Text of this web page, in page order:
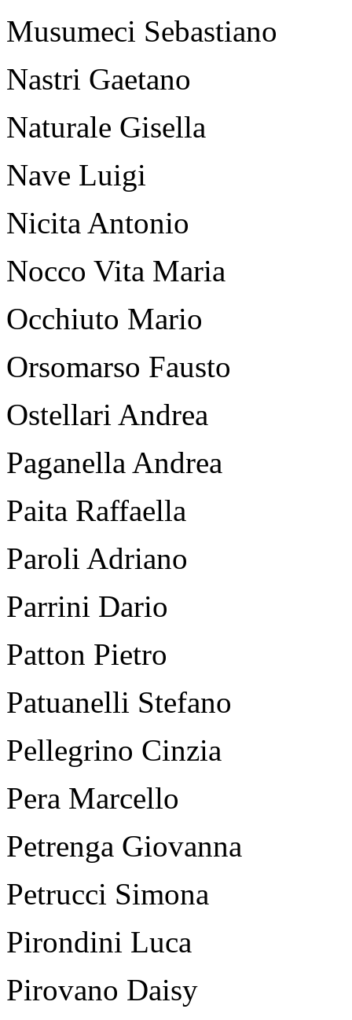
Musumeci Sebastiano
Nastri Gaetano
Naturale Gisella
Nave Luigi
Nicita Antonio
Nocco Vita Maria
Occhiuto Mario
Orsomarso Fausto
Ostellari Andrea
Paganella Andrea
Paita Raffaella
Paroli Adriano
Parrini Dario
Patton Pietro
Patuanelli Stefano
Pellegrino Cinzia
Pera Marcello
Petrenga Giovanna
Petrucci Simona
Pirondini Luca
Pirovano Daisy